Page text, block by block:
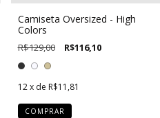
Camiseta Oversized - High
Colors
R$129,00 R$116,10
12 x de R$11,81
COMPRAR